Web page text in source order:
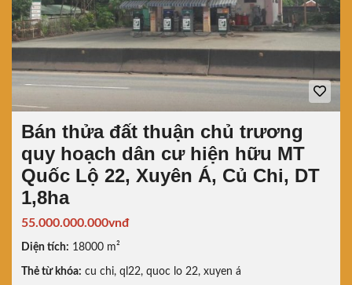
Bán thửa đất thuận chủ trương
quy hoạch dân cư hiện hữu MT
Quốc Lộ 22, Xuyên Á, Củ Chi, DT
1,8ha
55.000.000.000vnđ
Diện tích: 18000 m²
Thẻ từ khóa: cu chi, ql22, quoc lo 22, xuyen á